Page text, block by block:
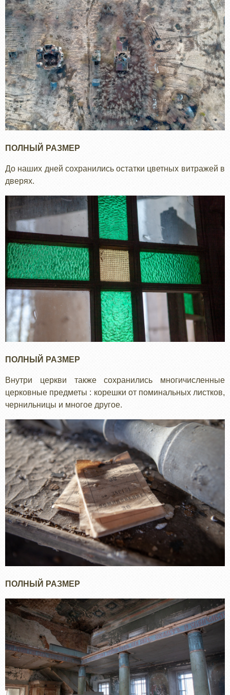
ПОЛНЫЙ РАЗМЕР
До наших дней сохранились остатки цветных витражей в
дверях.
ПОЛНЫЙ РАЗМЕР
Внутри церкви также сохранились многичисленные
церковные предметы : корешки от поминальных листков,
чернильницы и многое другое.
ПОЛНЫЙ РАЗМЕР